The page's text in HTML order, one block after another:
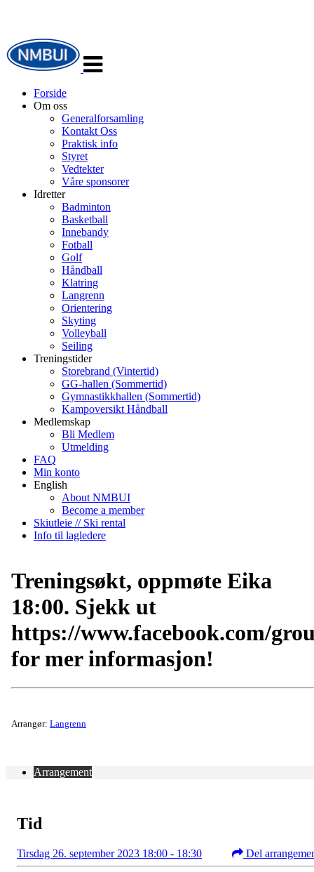
navigasjon
Forside
Om oss
Generalforsamling
Kontakt Oss
Praktisk info
Styret
Vedtekter
Våre sponsorer
Idretter
Badminton
Basketball
Innebandy
Fotball
Golf
Håndball
Klatring
Langrenn
Orientering
Skyting
Volleyball
Seiling
Treningstider
Storebrand (Vintertid)
GG-hallen (Sommertid)
Gymnastikkhallen (Sommertid)
Kampoversikt Håndball
Medlemskap
Bli Medlem
Utmelding
FAQ
Min konto
English
About NMBUI
Become a member
Skiutleie // Ski rental
Info til lagledere
Treningsøkt, oppmøte Eika
18:00. Sjekk ut
https://www.facebook.com/
for mer informasjon!
Arrangør: Langrenn
Arrangement
Tid
Tirsdag 26. september 2023 18:00 - 18:30 Del